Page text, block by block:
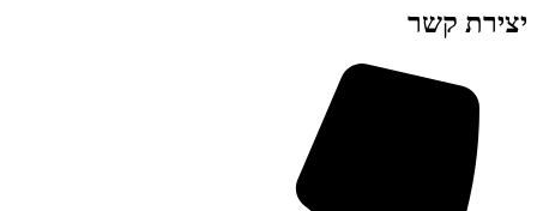
יצירת קשר